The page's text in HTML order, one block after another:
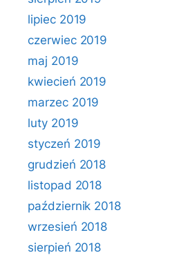
lipiec 2019
czerwiec 2019
maj 2019
kwiecień 2019
marzec 2019
luty 2019
styczeń 2019
grudzień 2018
listopad 2018
październik 2018
wrzesień 2018
sierpień 2018